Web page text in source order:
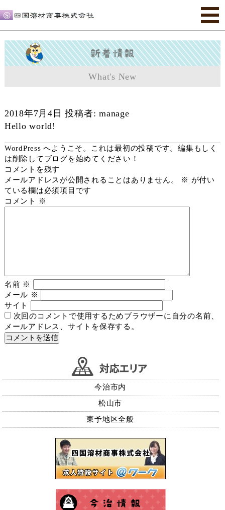
What's New
投
稿
2018年7月4日 投稿者:manage
Hello world!
WordPress へようこそ。これは最初の投稿です。編集もしく
は削除してブログを始めてください !
コメントを残す
メールアドレスが公開されることはありません。
※ が付い
ている欄は必須項目です
コメント
※
名前 ※
メール ※
サイト
次回のコメントで使用するためブラウザーに自分の名前、
メールアドレス、サイトを保存する。
今治市内
松山市
東予地区全般